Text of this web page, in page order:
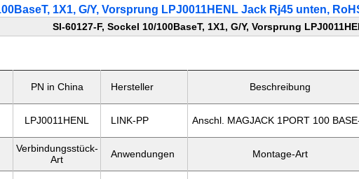
1X1, G/Y, Vorsprung LPJ0011HENL Jack Rj45 unten,
SI-60127-F, Sockel 10/100BaseT, 1X1, G/Y, Vorsprung
PN in China Hersteller Beschreibung
LPJ0011HENL LINK-PP Anschl. MAGJACK 1PORT 100
Verbindungsstück-
Art
Anwendungen Montage-Art